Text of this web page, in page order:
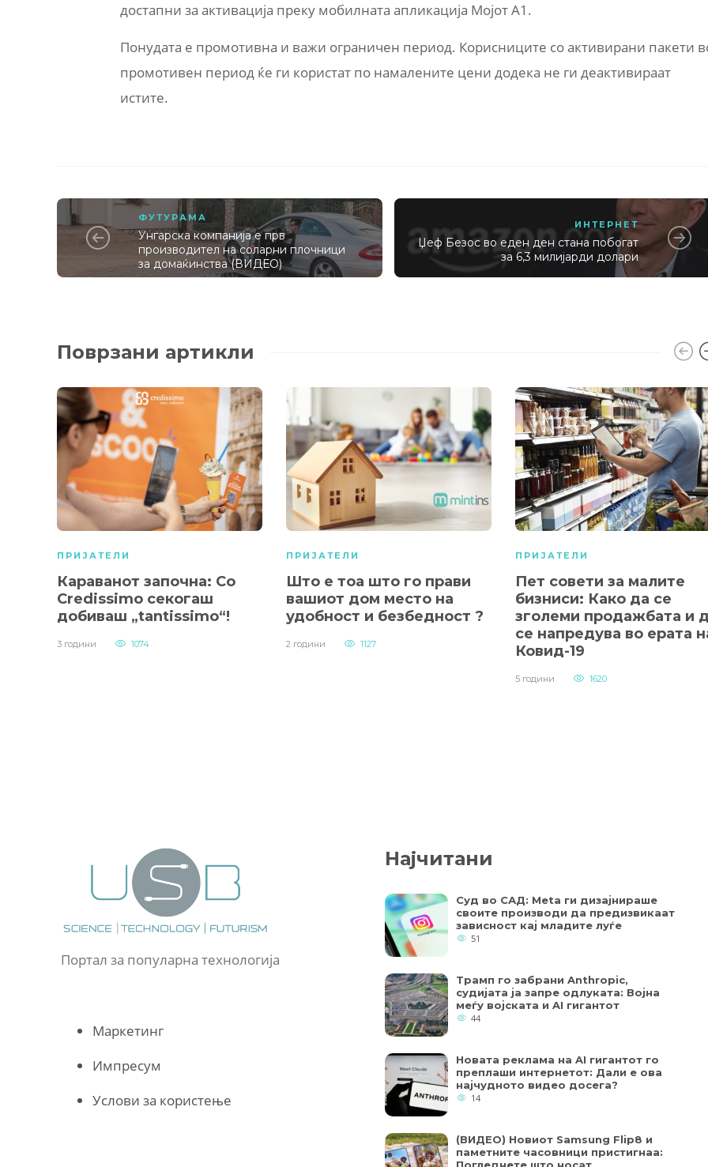
достапни за активација преку мобилната апликација Mојот А1.
Понудата е промотивна и важи ограничен период. Корисниците со активирани пакети
промотивен период ќе ги користат по намалените цени додека не ги деактивираат
истите.
ФУТУРАМА
Унгарска компанија e прв
производител на соларни плочници
за домаќинства (ВИДЕО)
ИНТЕРНЕТ
Џеф Безос во еден ден стана побогат
за 6,3 милијарди долари
Поврзани артикли
ПРИЈАТЕЛИ
Караванот започна: Со
Credissimo секогаш
добиваш „tantissimo“!
3 години 1074
ПРИЈАТЕЛИ
Што е тоа што го прави
вашиот дом место на
удобност и безбедност ?
2 години 1127
ПРИЈАТЕЛИ
Пет совети за малите
бизниси: Како да се
зголеми продажбата и
се напредува во ерата
Ковид-19
5 години 1620
Портал за популарна технологија
Маркетинг
Импресум
Услови за користење
Најчитани
Суд во САД: Meta ги дизајнираше
своите производи да предизвикаат
зависност кај младите луѓе
51
Трамп го забрани Anthropic,
судијата ја запре одлуката: Војна
меѓу војската и AI гигантот
44
Новата реклама на AI гигантот го
преплаши интернетот: Дали е ова
најчудното видео досега?
14
(ВИДЕО) Новиот Samsung Flip8 и
паметните часовници пристигнаа: